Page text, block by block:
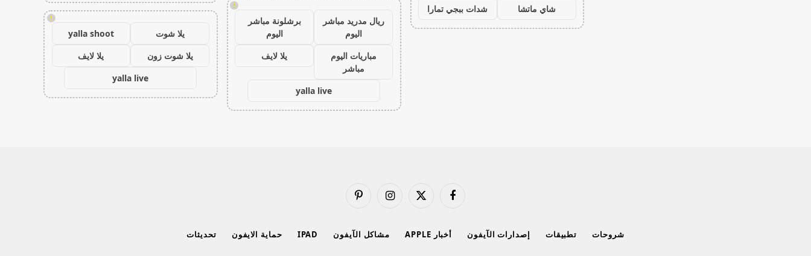
شاي ماتشا
شدات ببجي تمارا !
ريال مدريد مباشر
اليوم
برشلونة مباشر
اليوم
مباريات اليوم
مباشر
يلا لايف
yalla live
!
يلا شوت
yalla shoot
يلا شوت زون
يلا لايف
yalla live
فيسبوك
X
الانستغرامبينتيريست
شروحات تطبيقات إصدارات الآيفون أخبار APPLE مشاكل الآيفون IPAD حماية الايفون تحديثات